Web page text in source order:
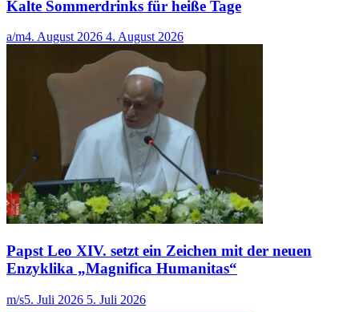
Kalte Sommerdrinks für heiße Tage
a/m4. August 2026 4. August 2026
Papst Leo XIV. setzt ein Zeichen mit der neuen
Enzyklika „Magnifica Humanitas“
m/s5. Juli 2026 5. Juli 2026